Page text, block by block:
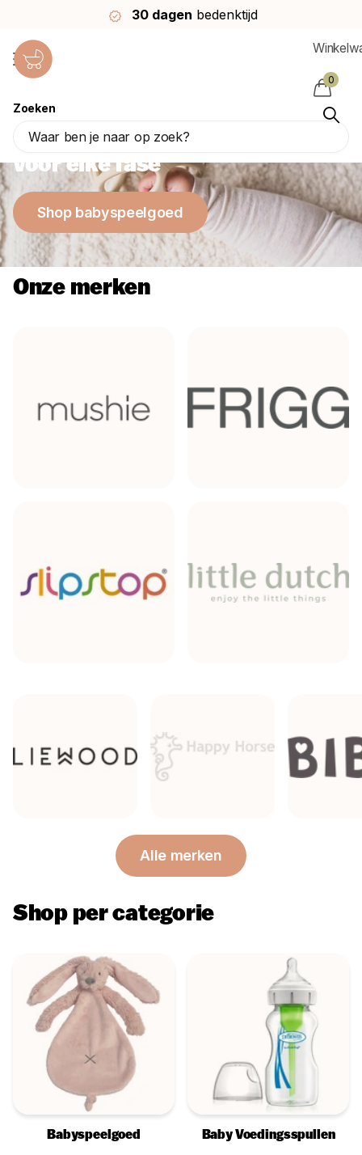
30 dagen bedenktijd
Zoeken
0
Het mooiste babyspeelgoed
voor elke fase
Shop babyspeelgoed
Onze merken
Alle merken
Shop per categorie
Babyspeelgoed Baby Voedingsspullen